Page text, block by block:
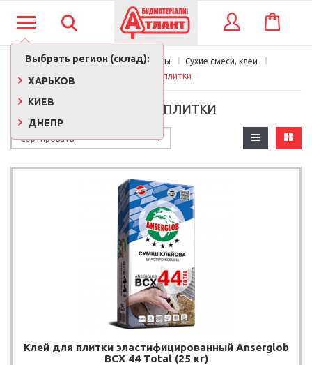
Выбрать регион (склад):
ХАРЬКОВ
КИЕВ
ДНЕПР
КОРЗИНА
Главная Стройматериалы
Сухие смеси, клеи
Клеи для плитки
КЛЕИ ДЛЯ ПЛИТКИ
Клей для плитки эластифицированный Anserglob
BCX 44 Total (25 кг)